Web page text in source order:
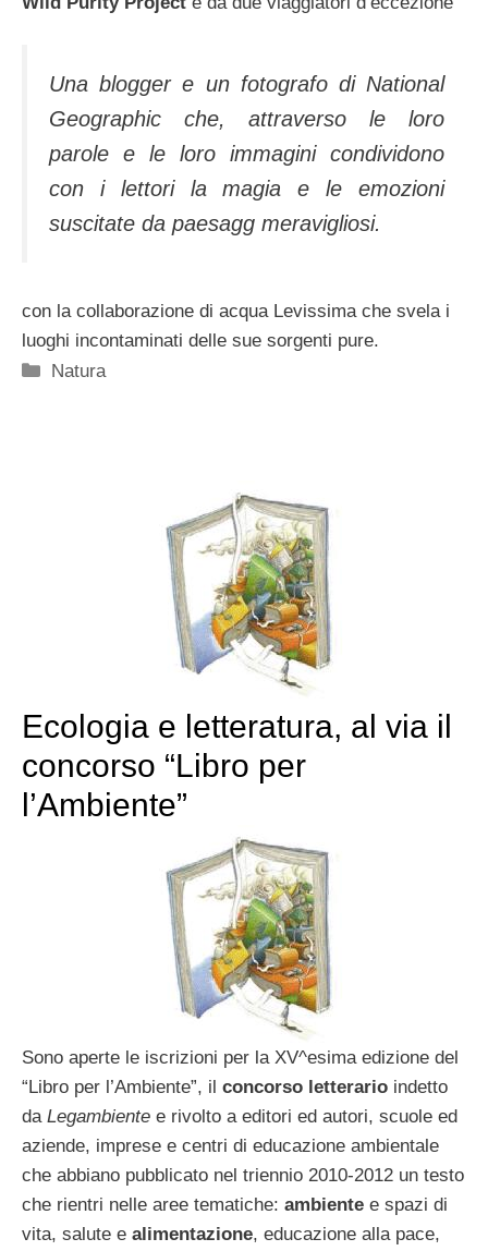
Una blogger e un fotografo di National
Geographic che, attraverso le loro
parole e le loro immagini condividono
con i lettori la magia e le emozioni
suscitate da paesagg meravigliosi.
con la collaborazione di acqua Levissima che svela i
luoghi incontaminati delle sue sorgenti pure.
Categorie
Natura
Ecologia e letteratura, al via il
concorso “Libro per
l’Ambiente”
Sono aperte le iscrizioni per la XV^esima edizione del
“Libro per l’Ambiente”, il concorso letterario indetto
da Legambiente e rivolto a editori ed autori, scuole ed
aziende, imprese e centri di educazione ambientale
che abbiano pubblicato nel triennio 2010-2012 un testo
che rientri nelle aree tematiche: ambiente e spazi di
vita, salute e alimentazione, educazione alla pace,